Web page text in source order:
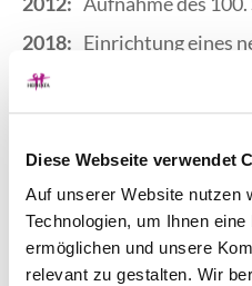
Diese Webseite verwendet
Auf unserer Website nutzen
Technologien, um Ihnen
ermöglichen und unsere
relevant zu gestalten. Wir
2018: Einrichtung eines
Testimonials